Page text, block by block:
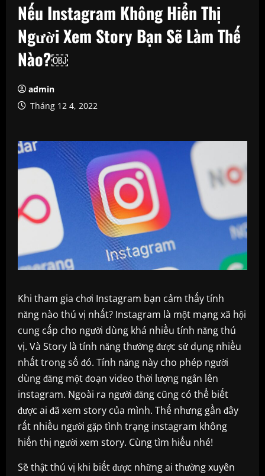
Nếu Instagram Không Hiển Thị
Người Xem Story Bạn Sẽ Làm Thế
Nào?￼
admin
Tháng 12 4, 2022
Khi tham gia chơi Instagram bạn cảm thấy tính
năng nào thú vị nhất? Instagram là một mạng xã hội
cung cấp cho người dùng khá nhiều tính năng thú
vị. Và Story là tính năng thường được sử dụng nhiều
nhất trong số đó. Tính năng này cho phép người
dùng đăng một đoạn video thời lượng ngắn lên
instagram. Ngoài ra người đăng cũng có thể biết
được ai đã xem story của mình. Thế nhưng gần đây
rất nhiều người gặp tình trạng instagram không
hiển thị người xem story. Cùng tìm hiểu nhé!
Sẽ thật thú vị khi biết được những ai thường xuyên